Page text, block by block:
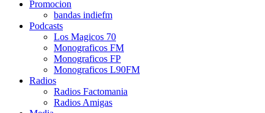
Promocion
bandas indiefm
Podcasts
Los Magicos 70
Monograficos FM
Monograficos FP
Monograficos L90FM
Radios
Radios Factomania
Radios Amigas